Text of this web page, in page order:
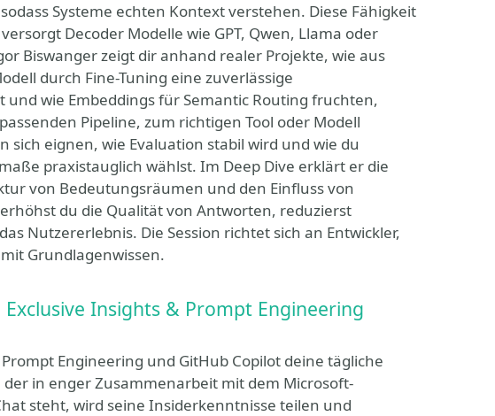
Systeme echten Kontext verstehen. Diese Fähigkeit
Decoder Modelle wie GPT, Qwen, Llama oder
Biswanger zeigt dir anhand realer Projekte, wie aus
durch Fine-Tuning eine zuverlässige
wie Embeddings für Semantic Routing fruchten,
Pipeline, zum richtigen Tool oder Modell
sich eignen, wie Evaluation stabil wird und wie du
praxistauglich wählst. Im Deep Dive erklärt er die
von Bedeutungsräumen und den Einfluss von
du die Qualität von Antworten, reduzierst
Nutzererlebnis. Die Session richtet sich an Entwickler,
Grundlagenwissen.
Insights & Prompt Engineering
Engineering und GitHub Copilot deine tägliche
in enger Zusammenarbeit mit dem Microsoft-
steht, wird seine Insiderkenntnisse teilen und